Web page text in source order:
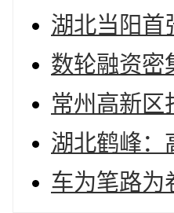
湖北当阳首
数轮融资密
常州高新区
湖北鹤峰：
车为笔路为